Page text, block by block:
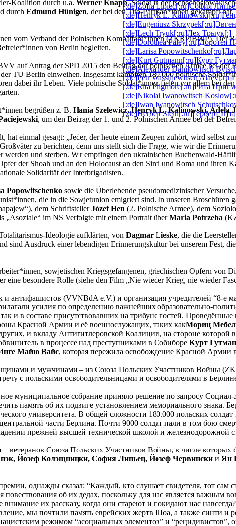
[:de]Zofia Lipiec[:ru]София
[:de]Henryk L.
[:de]Eugeniusz
[:de]Lech Tryuk[:ru]Лех Трыук[:]
[:de]Dorothea Paley[:ru]Доротея
[:de]Larisa
[:de]Kurt Gutmann[:ru]Курт
[:de]Alexander Danilowitsch
[:de]Petr Wassiljewitsch
[:de]Rita Prigmore[:ru]Рита
[:de]Nikolai Iwanowitsch
[:de]Iwan Iwanowitsch
[:de]Herbert Stein[:ru]Герберт
Koalition durch u.a. Werner Knapp, Soldat in der
durch Edmund Hünigen, der bei den Tito-Partisan*innen gekämpft hat.
vom Verband der Polnischen Kombattant*innen (ZKRPiBWP). Der
von Berlin begleiten.
auf Antrag der SPD 2015 den Beitrag der polnischen Armee bei der
Berlin einweihen. Insgesamt kämpften 180.000 polnische
dabei ihr Leben. Viele polnische Soldat*innen fielen vor allem bei
begrüßen z. B. Hania Szelewicz, Henryk L. Kalinowski, Adela
, um den Beitrag der 1. und 2. Polnischen Armee bei der
einmal gesagt: „Jeder, der heute einem Zeugen zuhört, wird selbst
zu berichten, denn uns stellt sich die Frage, wie wir die
werden und sterben. Wir empfingen den ukrainischen Buchenwald-
der Shoah und an den Holocaust an den Sinti und Roma und ihren
Solidarität der Interbrigadisten.
Popowitschenko sowie die Überlebende pseudomedizinischer
die in die Sowjetunion emigriert sind. In unseren Broschüren
dem SchriftstellerJózef Hen (2. Polnische Armee), dem
„Asoziale“ im NS Verfolgte mit einem Portrait überMaria Potrzeba
Ideologie aufklärten, von Dagmar Lieske, die die
sind Ausdruck einer lebendigen Erinnerungskultur bei unserem Fest,
sowjetischen Kriegsgefangenen, griechischen Opfern von
eine besondere Rolle (siehe den Film „Nie wieder Krieg, nie wieder
(VVNBdA e.V.) и организация учредителей “8-е
усилия по определению важнейших образовательно-
и в составе присутствовавших на трибуне гостей. Проведённые
Красной Армии и её военнослужащих, таких какМориц
и вкладу Антигитлеровской Коалиции, на стороне которой
в процессе над преступниками в Собиборе Курт
Майю Вайс, которая пережила освобождение Красной Армии
и мужчинами – из Союза Польских Участников Войны
с польскими освободительницами и освободителями в
муниципальное собрание приняло решение по запросу
память об их подвиге установлением мемориального знака.
университета. В общей сложности 180.000 польских
части Берлина. Почти 9000 солдат пали в том бою
прежней высшей технической школой и железнодорожной
ветеранов Союза Польских Участников Войны, в числе которых
Йозеф Колэщницки, София Липьец, Йозеф Червински и Ян
однажды сказал: “Каждый, кто слушает свидетеля, тот сам
повествования об их дедах, поскольку для нас является важным
их рассказу, когда они стареют и покидают нас
мы почтили память еврейских жертв Шоа, а также синти и
режимом “асоциальных элементов” и “рецидивистов”,